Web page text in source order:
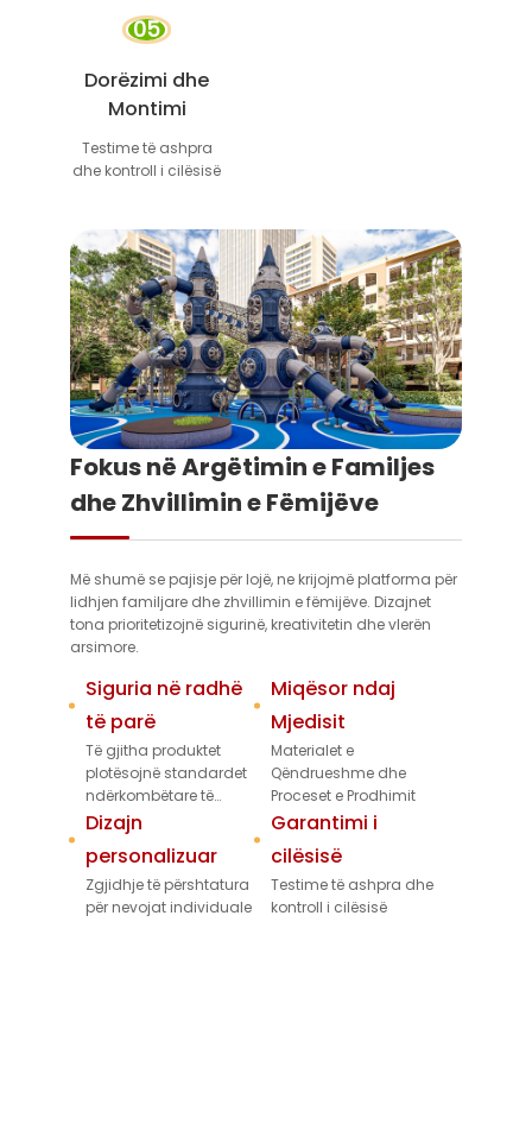
05
Dorëzimi dhe
Montimi
Testime të ashpra
dhe kontroll i cilësisë
Fokus në Argëtimin e Familjes
dhe Zhvillimin e Fëmijëve
Më shumë se pajisje për lojë, ne krijojmë platforma për
lidhjen familjare dhe zhvillimin e fëmijëve. Dizajnet
tona prioritetizojnë sigurinë, kreativitetin dhe vlerën
arsimore.
Siguria në radhë
të parë
Të gjitha produktet
plotësojnë standardet
ndërkombëtare të
sigurisë
Miqësor ndaj
Mjedisit
Materialet e
Qëndrueshme dhe
Proceset e Prodhimit
Dizajn
personalizuar
Zgjidhje të përshtatura
për nevojat individuale
Garantimi i
cilësisë
Testime të ashpra dhe
kontroll i cilësisë